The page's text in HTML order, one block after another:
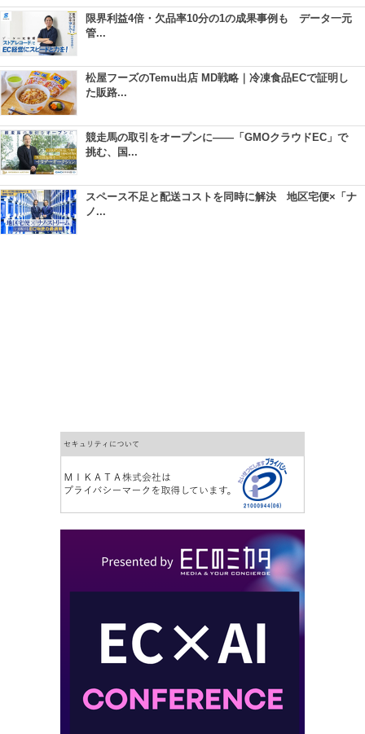
限界利益4倍・欠品率10分の1の成果事例も データ一元
管...
松屋フーズのTemu出店 MD戦略｜冷凍食品ECで証明し
た販路...
競走馬の取引をオープンに――「GMOクラウドEC」で
挑む、国...
スペース不足と配送コストを同時に解決 地区宅便×「ナ
ノ...